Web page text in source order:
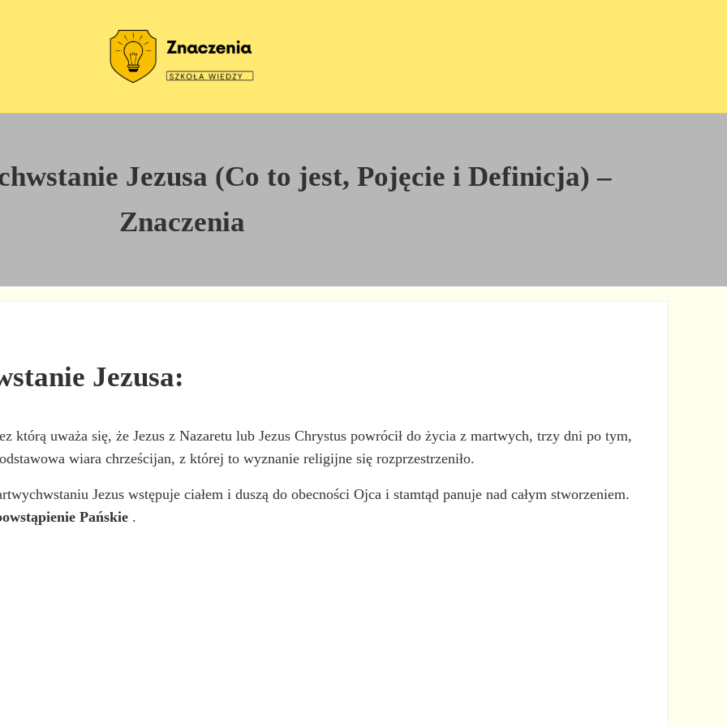
Jezusa (Co to jest, Pojęcie i Definicja) –
Znaczenia
Jezusa:
którą uważa się, że Jezus z Nazaretu lub Jezus Chrystus powrócił do życia z martwych, trzy dni po tym,
wiara chrześcijan, z której to wyznanie religijne się rozprzestrzeniło.
Jezus wstępuje ciałem i duszą do obecności Ojca i stamtąd panuje nad całym stworzeniem.
Pańskie .